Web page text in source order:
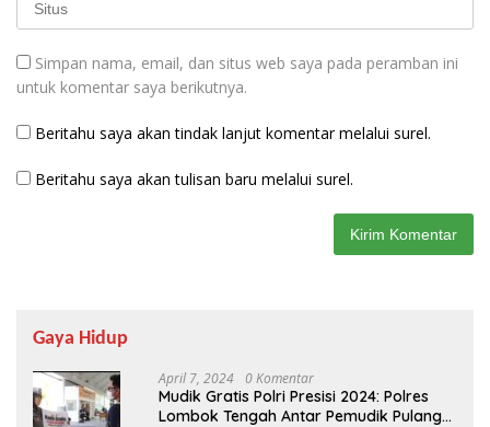
Simpan nama, email, dan situs web saya pada peramban ini
untuk komentar saya berikutnya.
Beritahu saya akan tindak lanjut komentar melalui surel.
Beritahu saya akan tulisan baru melalui surel.
Gaya Hidup
April 7, 2024 0 Komentar
Mudik Gratis Polri Presisi 2024: Polres
Lombok Tengah Antar Pemudik Pulang